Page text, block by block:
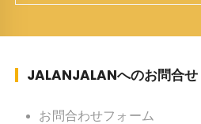
ク ソフ
督 BKKソフトボ
JALANJALANへのお問合せ
お問合わせフォーム